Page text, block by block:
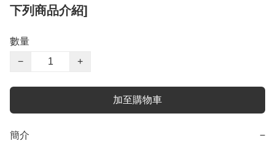
下列商品介紹]
數量
−
+
加至購物車
簡介 −